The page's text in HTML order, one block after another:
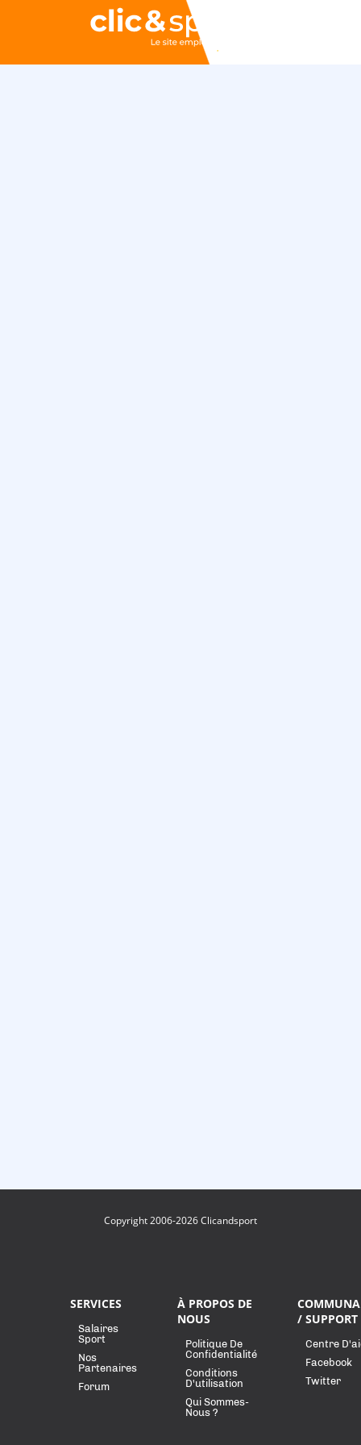
Copyright 2006-2026 Clicandsport
SERVICES
Salaires
Sport
Nos
Partenaires
Forum
À PROPOS DE
NOUS
Politique De
Confidentialité
Conditions
D'utilisation
Qui Sommes-
Nous ?
/ SUPPORT
Centre
Facebook
Twitter